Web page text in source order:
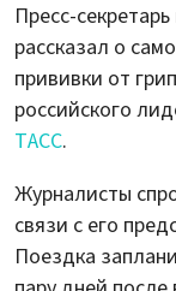
Пресс-
рассказал о
прививки от
российского
ТАСС.
Журналисты
связи с его
Поездка